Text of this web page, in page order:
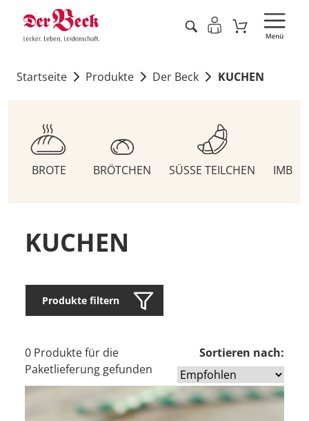
Startseite Produkte Der Beck KUCHEN
BROTE BRÖTCHEN SÜSSE TEILCHEN
KUCHEN
Produkte filtern
0 Produkte für die
Paketlieferung gefunden
Sortieren nach: